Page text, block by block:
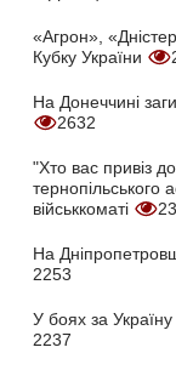
«Агрон»,
Кубку України
На Донеччині
2632
"Хто вас привіз
тернопільського
військкоматі
На
2253
У боях за
2237